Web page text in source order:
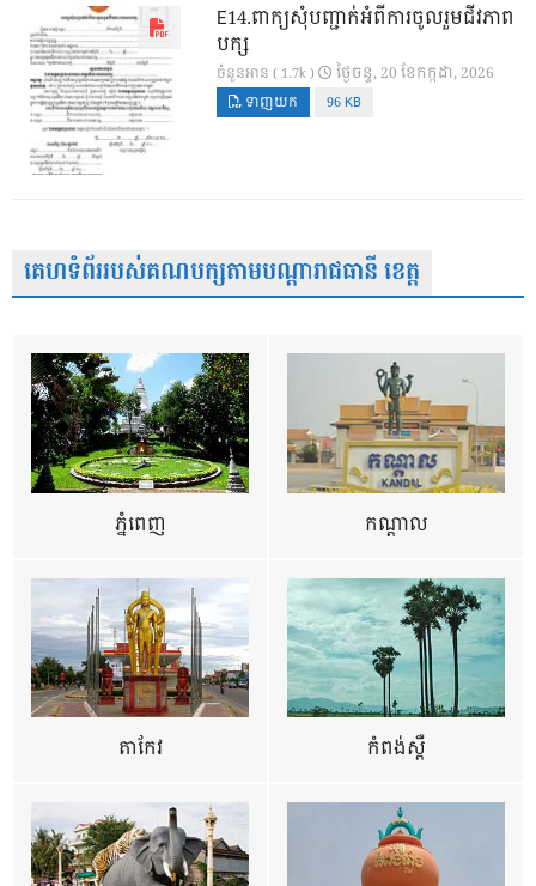
E14.ពាក្យសុំបញ្ជាក់អំពីការចូលរួមជីវភាព
បក្ស
ចំនួនអាន ( 1.7k ) ថ្ងៃ​ចន្ទ, 20 ខែ​កក្កដា, 2026
ទាញយក 96 KB
គេហទំព័ររបស់គណបក្សតាមបណ្តារាជធានី ខេត្ត
ភ្នំពេញ កណ្តាល
តាកែវ កំពង់ស្ពឺ